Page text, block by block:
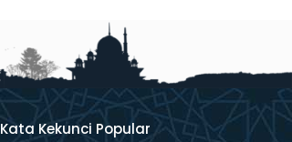
Kata Kekunci Popular